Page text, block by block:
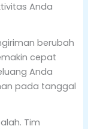
Anda
berubah
cepat
Anda
pada tanggal
Tim